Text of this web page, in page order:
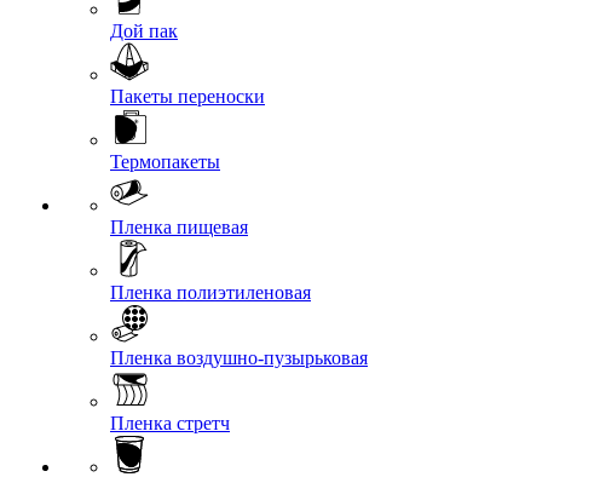
Дой пак
Пакеты переноски
Термопакеты
Пленка пищевая
Пленка полиэтиленовая
Пленка воздушно-пузырьковая
Пленка стретч